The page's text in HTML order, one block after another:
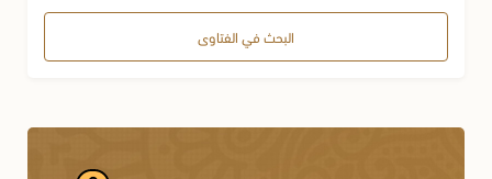
صلة الرحم
البحث في الفتاوى